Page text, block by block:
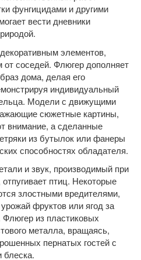
фунгицидами и другими
вести дневники
элементов,
соседей. Флюгер дополняет
дома, делая его
индивидуальный
Модели с движущими
сюжетные картины,
внимание, а сделанные
из бутылок или фанеры
способностях обладателя.
и звук, производимый при
птиц. Некоторые
злостными вредителями,
фруктов или ягод за
из пластиковых
металла, вращаясь,
пернатых гостей с